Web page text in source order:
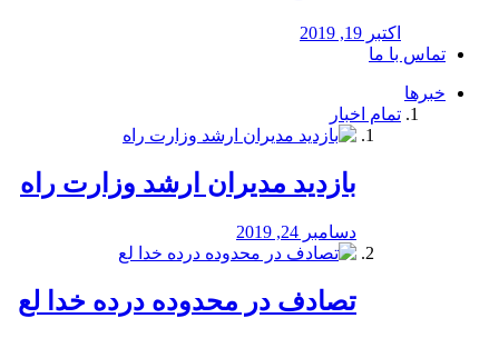
اکتبر 19, 2019
تماس با ما
خبرها
تمام اخبار
بازدید مدیران ارشد وزارت راه
دسامبر 24, 2019
تصادف در محدوده درده خدا لع